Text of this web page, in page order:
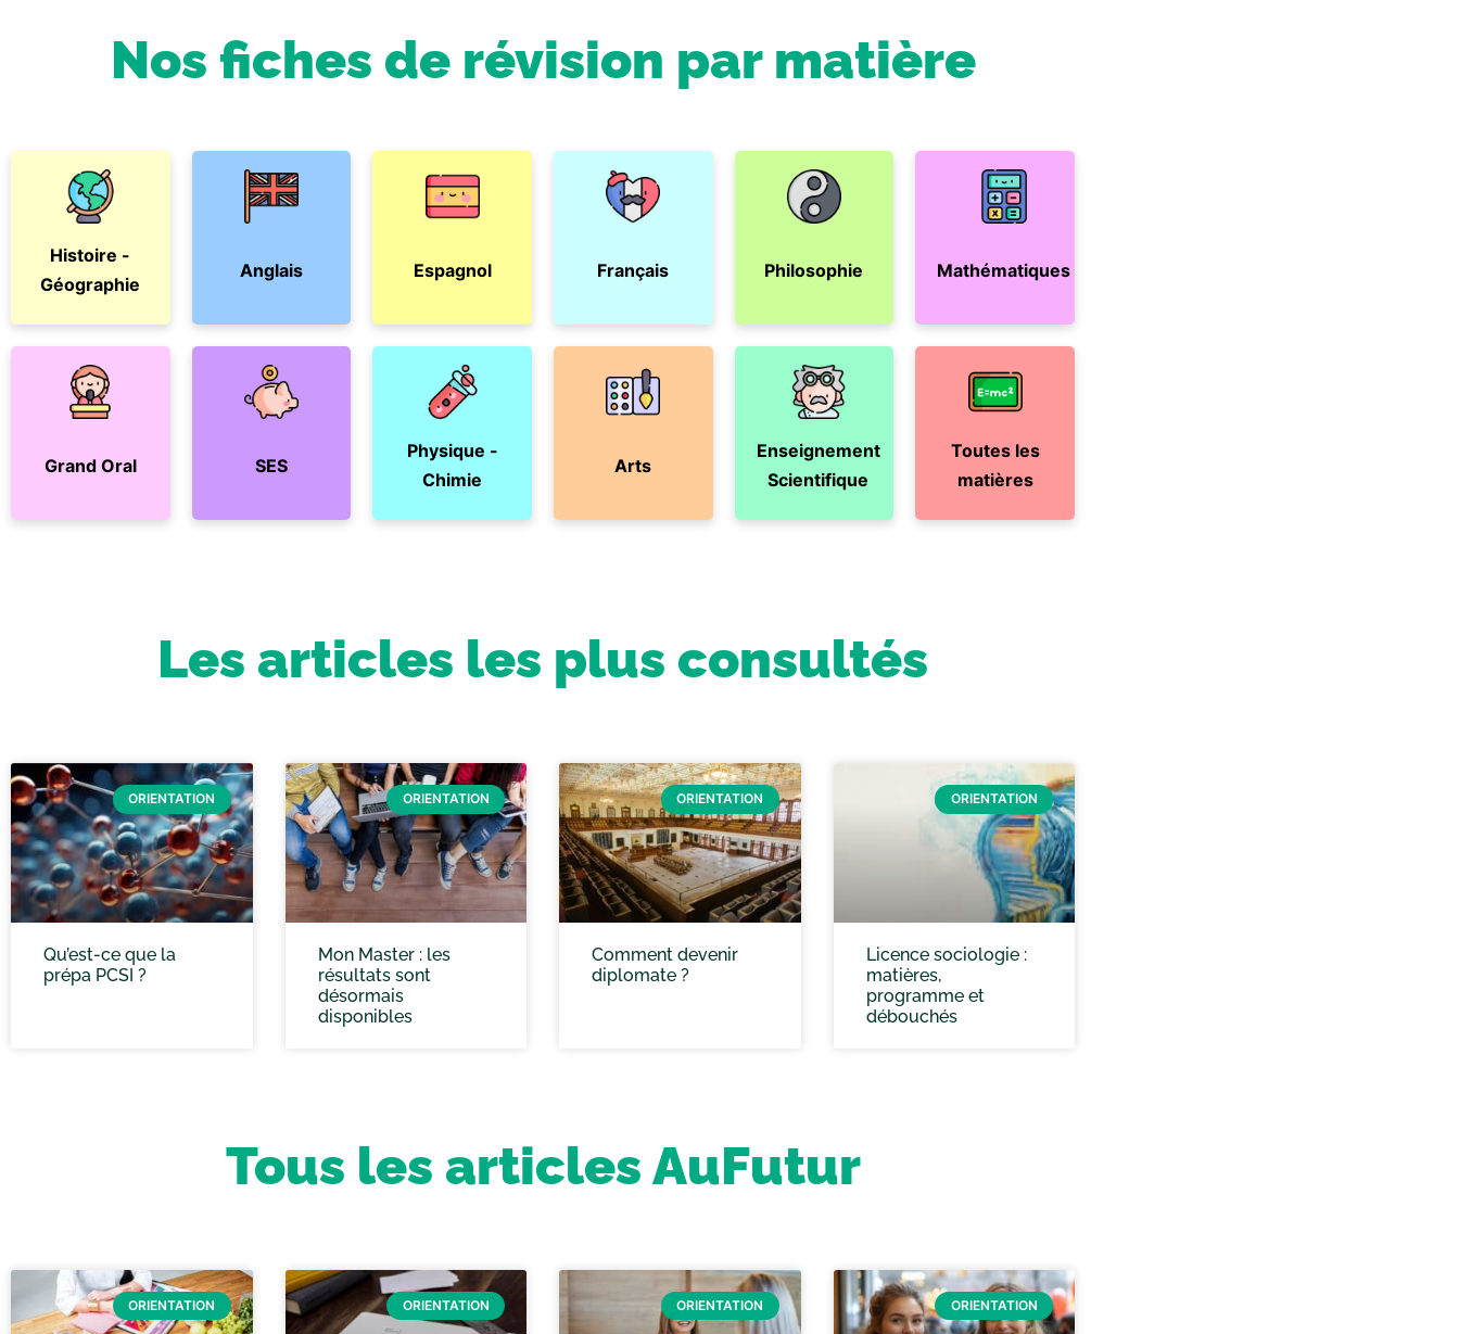
Nos fiches de révision par matière
Histoire -
Géographie
Anglais Espagnol Français Philosophie Mathématiques
Grand Oral SES
Physique -
Chimie
Arts
Enseignement
Scientifique
Toutes les
matières
Les articles les plus consultés
ORIENTATION
Qu’est-ce que la
prépa PCSI ?
ORIENTATION
Mon Master : les
résultats sont
désormais
disponibles
ORIENTATION
Comment devenir
diplomate ?
ORIENTATION
Licence sociologie :
matières,
programme et
débouchés
Tous les articles AuFutur
ORIENTATION ORIENTATION ORIENTATION ORIENTATION